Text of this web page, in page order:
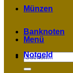
Menü
Suchen
nach:
Münzen
Banknoten
Notgeld